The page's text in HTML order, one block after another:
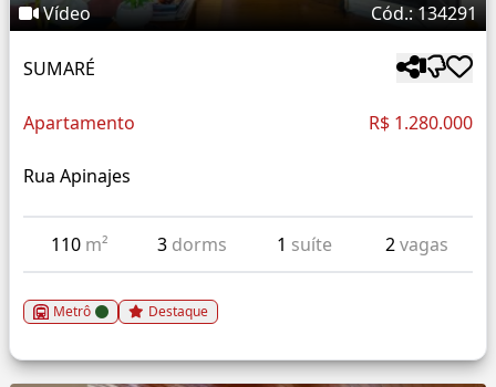
Vídeo Cód.: 134291
SUMARÉ
Apartamento R$ 1.280.000
Rua Apinajes
110 m² 3 dorms 1 suíte 2vagas
Metrô Destaque